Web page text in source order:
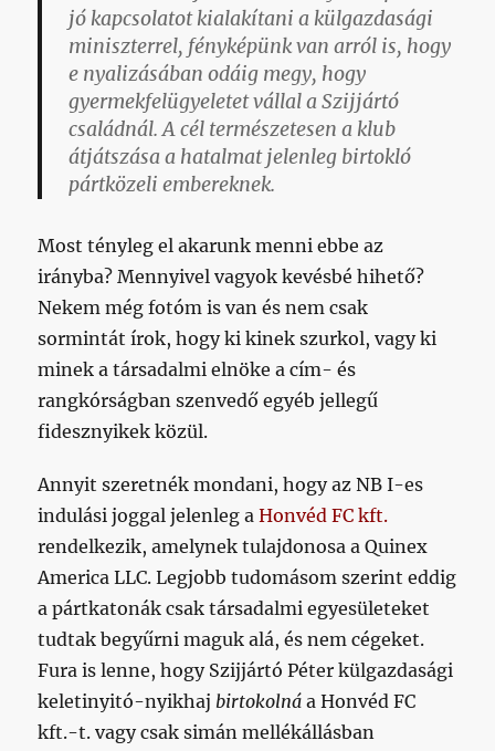
jó kapcsolatot kialakítani a külgazdasági
miniszterrel, fényképünk van arról is, hogy
e nyalizásában odáig megy, hogy
gyermekfelügyeletet vállal a Szijjártó
családnál. A cél természetesen a klub
átjátszása a hatalmat jelenleg birtokló
pártközeli embereknek.
Most tényleg el akarunk menni ebbe az
irányba? Mennyivel vagyok kevésbé hihető?
Nekem még fotóm is van és nem csak
sormintát írok, hogy ki kinek szurkol, vagy ki
minek a társadalmi elnöke a cím- és
rangkórságban szenvedő egyéb jellegű
fidesznyikek közül.
Annyit szeretnék mondani, hogy az NB I-es
indulási joggal jelenleg aHonvéd FC kft.
rendelkezik, amelynek tulajdonosa a Quinex
America LLC. Legjobb tudomásom szerint eddig
a pártkatonák csak társadalmi egyesületeket
tudtak begyűrni maguk alá, és nem cégeket.
Fura is lenne, hogy Szijjártó Péter külgazdasági
keletinyitó-nyikhaj birtokolná a Honvéd FC
kft.-t. vagy csak simán mellékállásban